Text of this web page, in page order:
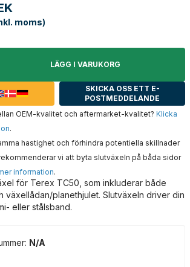
moms)
LÄGG I VARUKORG
SKICKA OSS ETT E-
POSTMEDDELANDE
OEM-kvalitet och aftermarket-kvalitet? Klicka
.
hastighet och förhindra potentiella skillnader
vi att byta slutväxeln på båda sidor
information.
för Terex TC50, som inkluderar både
växellådan/planethjulet. Slutväxeln driver din
eller stålsband.
N/A